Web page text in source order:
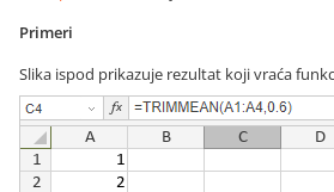
Primeri
Slika ispod prikazuje rezultat koji vraća